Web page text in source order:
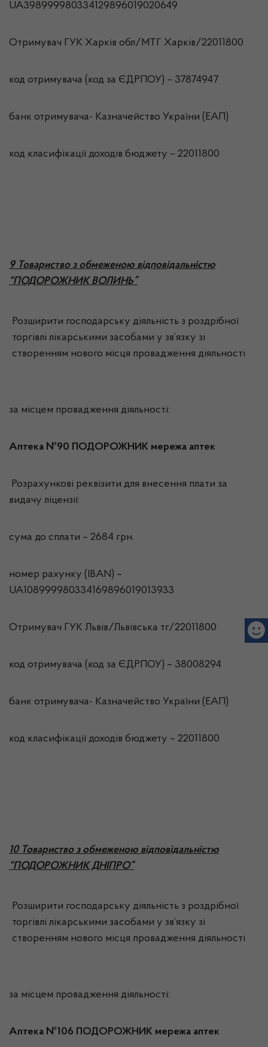
UA398999980334129896019020649
Отримувач ГУК Харків обл/МТГ Харкiв/22011800
код отримувача (код за ЄДРПОУ) – 37874947
банк отримувача- Казначейство України (ЕАП)
код класифікації доходів бюджету – 22011800
9 Товариство з обмеженою відповідальністю
“ПОДОРОЖНИК ВОЛИНЬ”
Розширити господарську діяльність з роздрібної
торгівлі лікарськими засобами у зв’язку зі
створенням нового місця провадження діяльності
за місцем провадження діяльності:
Аптека №90 ПОДОРОЖНИК мережа аптек
Розрахункові реквізити для внесення плати за
видачу ліцензії:
сума до сплати – 2684 грн.
номер рахунку (IBAN) –
UA108999980334169896019013933
Отримувач ГУК Львiв/Львівська тг/22011800
код отримувача (код за ЄДРПОУ) – 38008294
банк отримувача- Казначейство України (ЕАП)
код класифікації доходів бюджету – 22011800
10 Товариство з обмеженою відповідальністю
“ПОДОРОЖНИК ДНІПРО”
Розширити господарську діяльність з роздрібної
торгівлі лікарськими засобами у зв’язку зі
створенням нового місця провадження діяльності
за місцем провадження діяльності:
Аптека №106 ПОДОРОЖНИК мережа аптек